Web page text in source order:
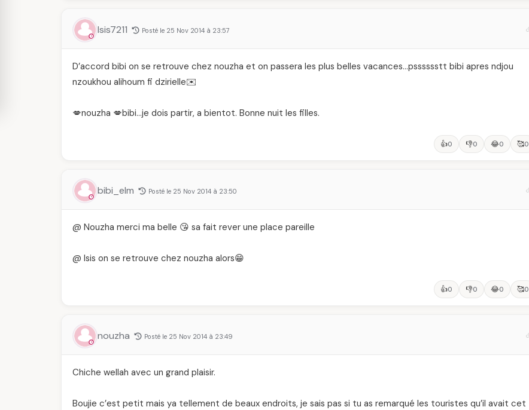
Isis7211 Posté le 25 Nov 2014 à 23:57
D’accord bibi on se retrouve chez nouzha et on passera les plus belles vacances…psssssstt bibi apres ndjou
nzoukhou alihoum fi dzirielle✉️
💋nouzha 💋bibi…je dois partir, a bientot. Bonne nuit les filles.
👍0 👎0 😂0 🥰0
bibi_elm Posté le 25 Nov 2014 à 23:50
@ Nouzha merci ma belle 😘 sa fait rever une place pareille
@ Isis on se retrouve chez nouzha alors😁
👍0 👎0 😂0 🥰0
nouzha Posté le 25 Nov 2014 à 23:49
Chiche wellah avec un grand plaisir.
Boujie c’est petit mais ya tellement de beaux endroits, je sais pas si tu as remarqué les touristes qu’il avait cet